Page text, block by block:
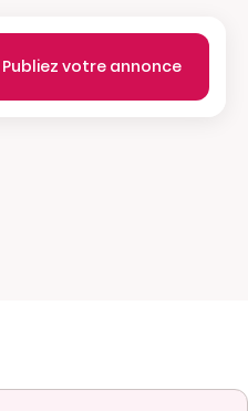
Publiez votre annonce